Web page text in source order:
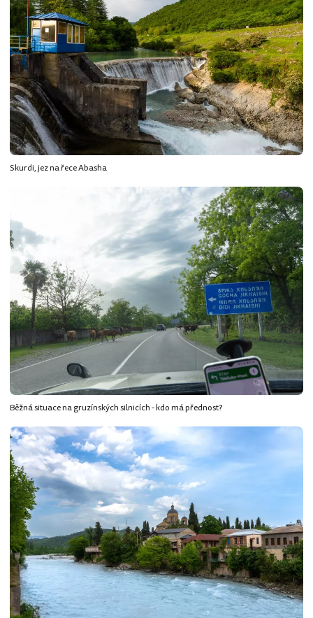
Skurdi, jez na řece Abasha
Běžná situace na gruzínských silnicích - kdo má přednost?